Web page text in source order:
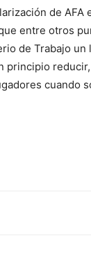
::
de AFA
entre otros
de Trabajo un
principio
cuando